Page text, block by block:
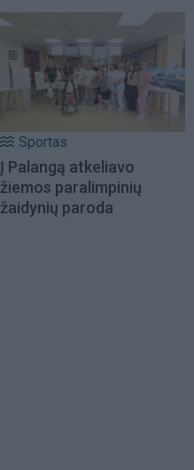
Sportas
Į Palangą atkeliavo
žiemos paralimpinių
žaidynių paroda